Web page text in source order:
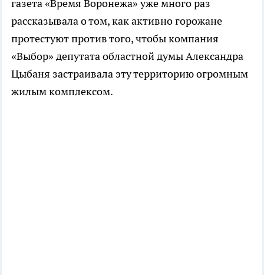
газета «Время Воронежа» уже много раз
рассказывала о том, как активно горожане
протестуют против того, чтобы компания
«Выбор» депутата областной думы Александра
Цыбаня застраивала эту территорию огромным
жилым комплексом.